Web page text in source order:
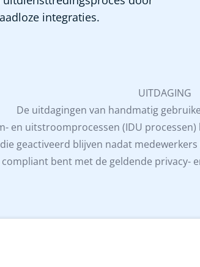
integraties.
UITDAGING
De uitdagingen van handmatig
en uitstroomprocessen (IDU
geactiveerd blijven nadat
bent met de geldende privacy-